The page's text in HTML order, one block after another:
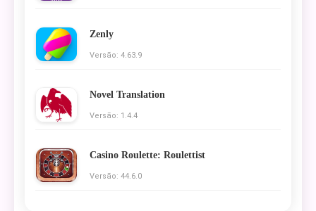
Zenly
Versão: 4.63.9
Novel Translation
Versão: 1.4.4
Casino Roulette: Roulettist
Versão: 44.6.0